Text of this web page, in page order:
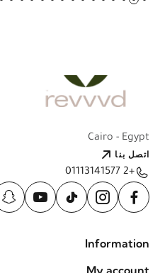
Cairo - Egypt
اتصل بنا
+2 01113141577
Information
My account